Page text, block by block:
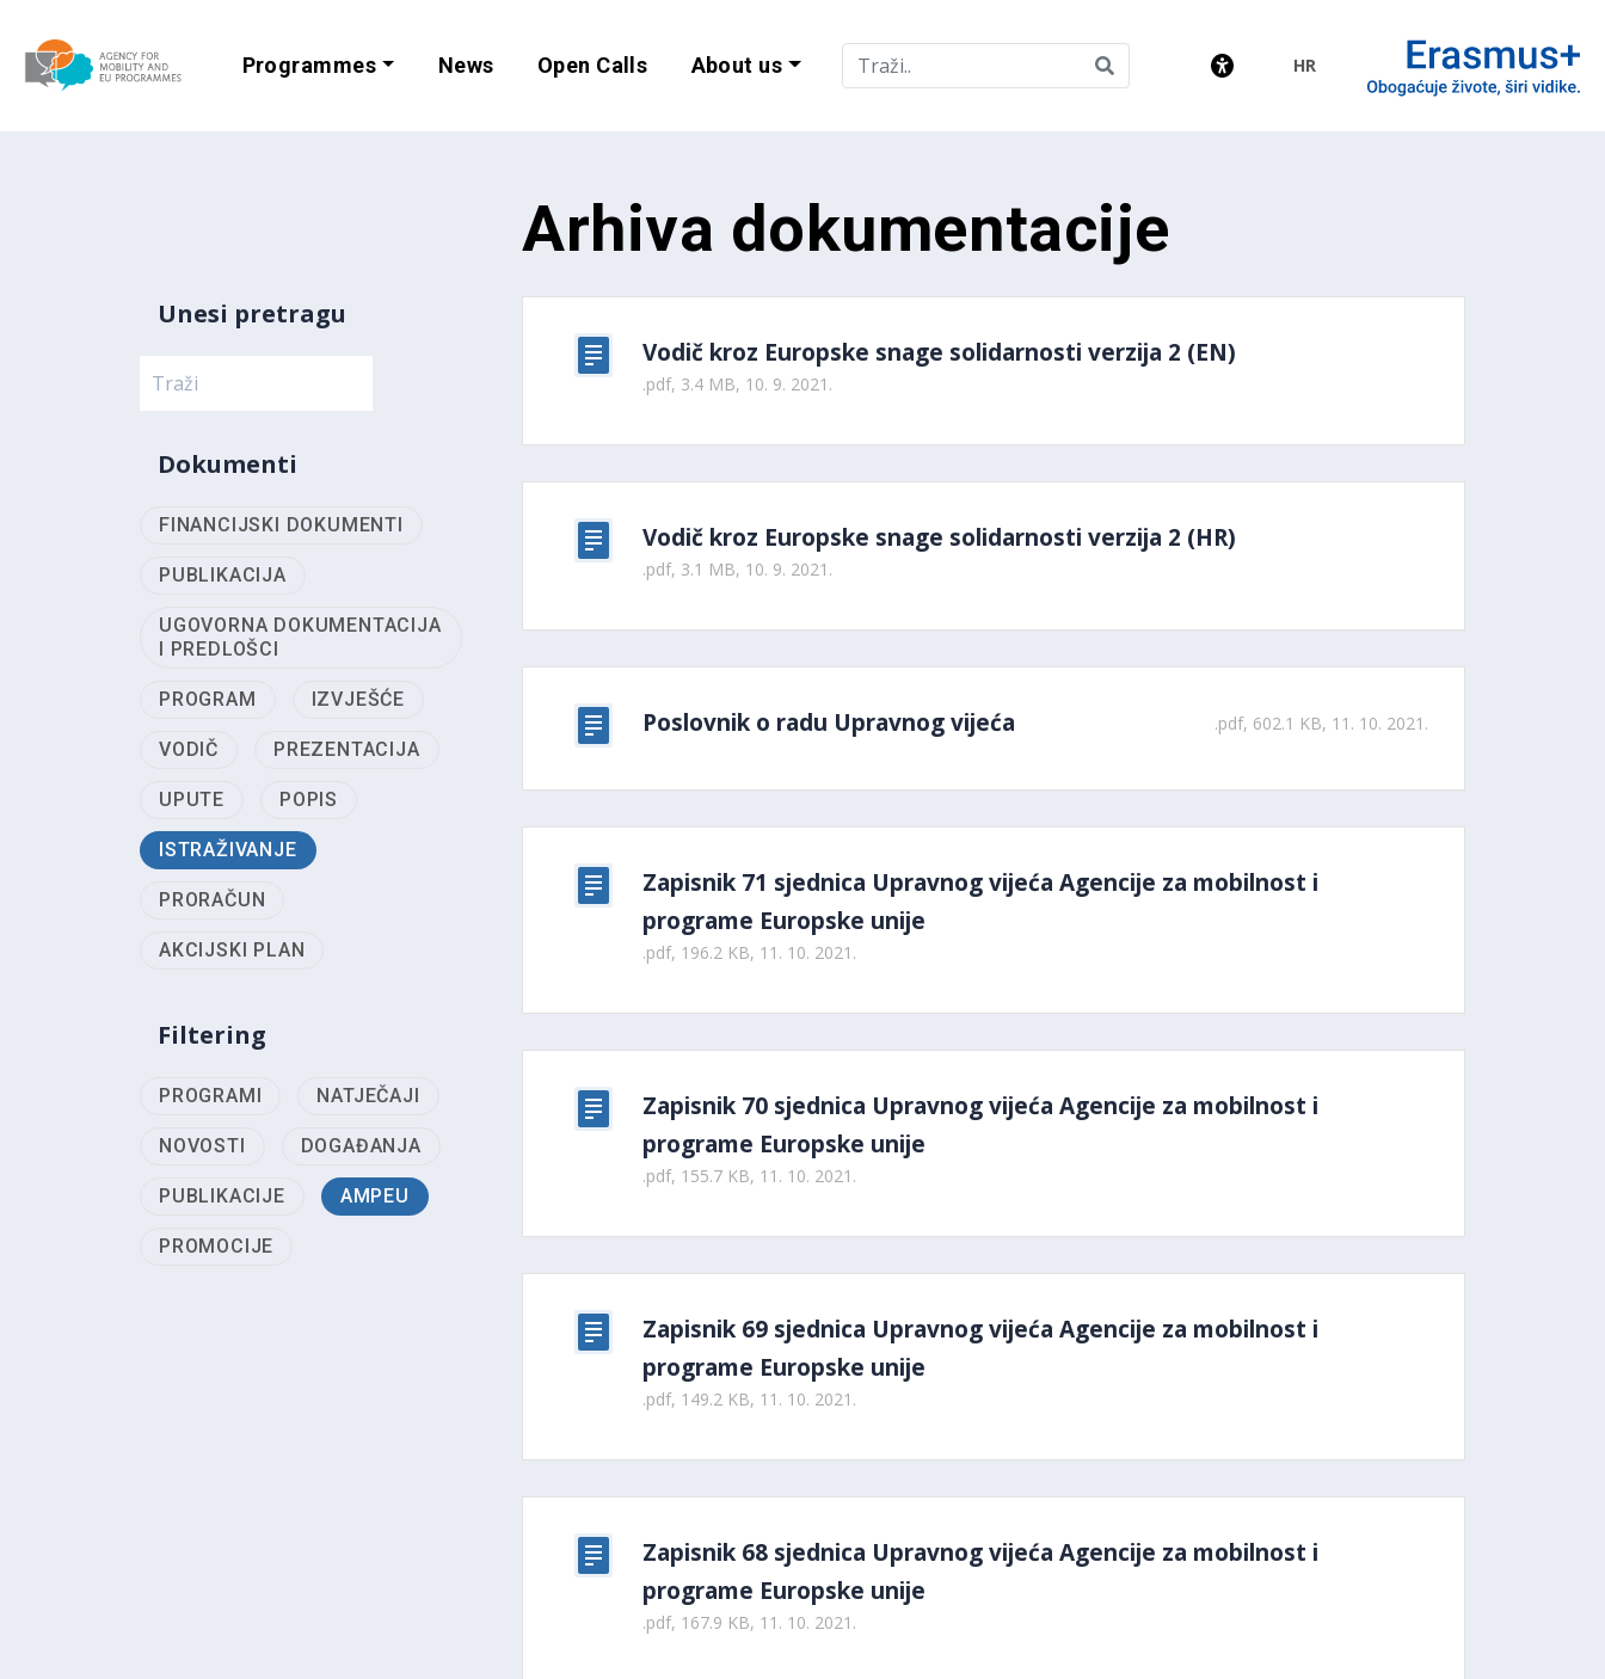
Programmes News Open Calls About us HR
Unesi pretragu
Dokumenti
FINANCIJSKI DOKUMENTI
PUBLIKACIJA
UGOVORNA DOKUMENTACIJA
I PREDLOŠCI
PROGRAM IZVJEŠĆE
VODIČ PREZENTACIJA
UPUTE POPIS
ISTRAŽIVANJE
PRORAČUN
AKCIJSKI PLAN
Filtering
PROGRAMI NATJEČAJI
NOVOSTI DOGAĐANJA
PUBLIKACIJE AMPEU
PROMOCIJE
Arhiva dokumentacije
Vodič kroz Europske snage solidarnosti verzija 2 (EN)
.pdf, 3.4 MB, 10. 9. 2021.
Vodič kroz Europske snage solidarnosti verzija 2 (HR)
.pdf, 3.1 MB, 10. 9. 2021.
Poslovnik o radu Upravnog vijeća .pdf, 602.1 KB, 11. 10. 2021.
Zapisnik 71 sjednica Upravnog vijeća Agencije za mobilnost i
programe Europske unije
.pdf, 196.2 KB, 11. 10. 2021.
Zapisnik 70 sjednica Upravnog vijeća Agencije za mobilnost i
programe Europske unije
.pdf, 155.7 KB, 11. 10. 2021.
Zapisnik 69 sjednica Upravnog vijeća Agencije za mobilnost i
programe Europske unije
.pdf, 149.2 KB, 11. 10. 2021.
Zapisnik 68 sjednica Upravnog vijeća Agencije za mobilnost i
programe Europske unije
.pdf, 167.9 KB, 11. 10. 2021.